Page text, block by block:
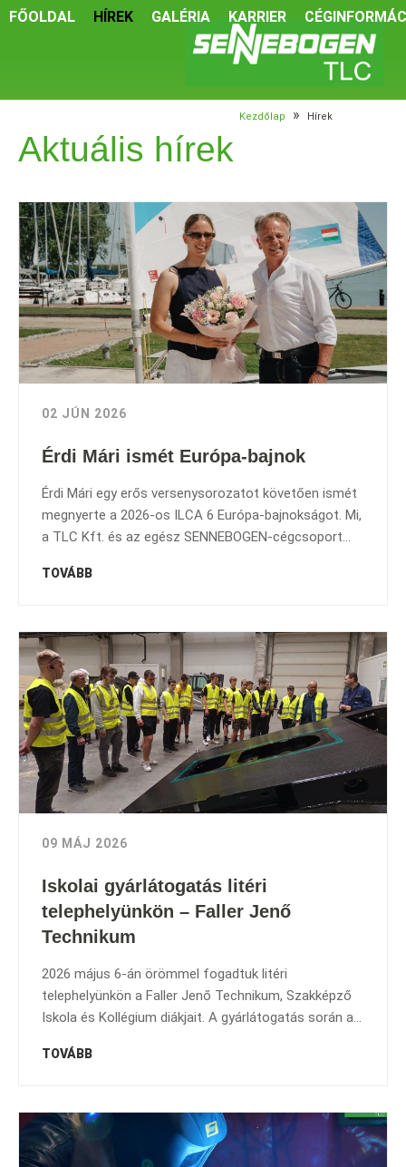
FŐOLDAL HÍREK GALÉRIA KARRIER
Kezdőlap » Hírek
Aktuális hírek
02 JÚN 2026
Érdi Mári ismét Európa-bajnok
Érdi Mári egy erős versenysorozatot követően ismét
megnyerte a 2026-os ILCA 6 Európa-bajnokságot. Mi,
a TLC Kft. és az egész SENNEBOGEN-cégcsoport...
TOVÁBB
09 MÁJ 2026
Iskolai gyárlátogatás litéri
telephelyünkön – Faller Jenő
Technikum
2026 május 6-án örömmel fogadtuk litéri
telephelyünkön a Faller Jenő Technikum, Szakképző
Iskola és Kollégium diákjait. A gyárlátogatás során a...
TOVÁBB